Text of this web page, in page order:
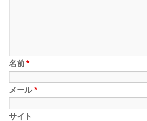
名前*
メール*
サイト